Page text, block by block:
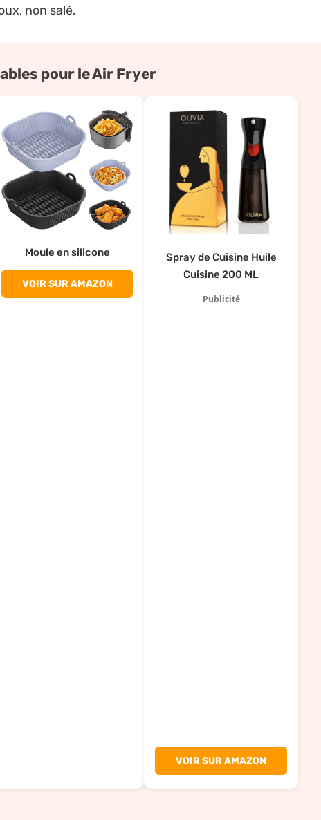
non salé.
pour le Air Fryer
Moule en silicone
VOIR SUR AMAZON
Spray de Cuisine Huile
Cuisine 200 ML
Publicité
VOIR SUR AMAZON